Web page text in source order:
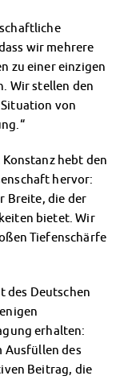
wir mehrere
zu einer einzigen
Wir stellen den
von
hebt den
hervor:
Breite, die der
bietet. Wir
Tiefenschärfe
des Deutschen
erhalten:
Ausfüllen des
Beitrag, die